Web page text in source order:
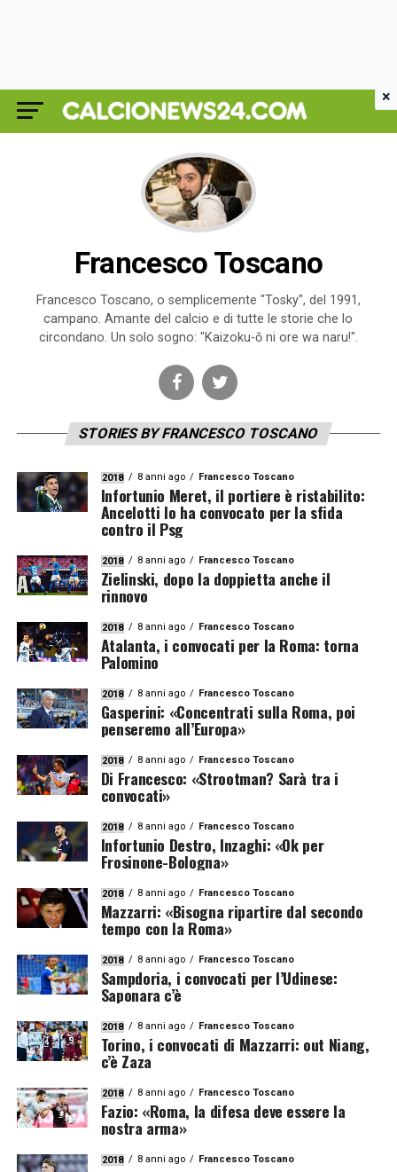
Francesco Toscano
Francesco Toscano, o semplicemente "Tosky", del 1991,
campano. Amante del calcio e di tutte le storie che lo
circondano. Un solo sogno: "Kaizoku-ō ni ore wa naru!".
STORIES BY FRANCESCO TOSCANO
2018 8 anni ago Francesco Toscano
Infortunio Meret, il portiere è ristabilito:
Ancelotti lo ha convocato per la sfida
contro il Psg
2018 8 anni ago Francesco Toscano
Zielinski, dopo la doppietta anche il
rinnovo
2018 8 anni ago Francesco Toscano
Atalanta, i convocati per la Roma: torna
Palomino
2018 8 anni ago Francesco Toscano
Gasperini: «Concentrati sulla Roma, poi
penseremo all’Europa»
2018 8 anni ago Francesco Toscano
Di Francesco: «Strootman? Sarà tra i
convocati»
2018 8 anni ago Francesco Toscano
Infortunio Destro, Inzaghi: «Ok per
Frosinone-Bologna»
2018 8 anni ago Francesco Toscano
Mazzarri: «Bisogna ripartire dal secondo
tempo con la Roma»
2018 8 anni ago Francesco Toscano
Sampdoria, i convocati per l’Udinese:
Saponara c’è
2018 8 anni ago Francesco Toscano
Torino, i convocati di Mazzarri: out Niang,
c’è Zaza
2018 8 anni ago Francesco Toscano
Fazio: «Roma, la difesa deve essere la
nostra arma»
2018 8 anni ago Francesco Toscano
×